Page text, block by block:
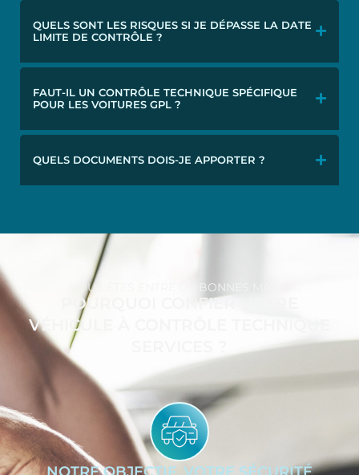
QUELS SONT LES RISQUES SI JE DÉPASSE LA DATE
LIMITE DE CONTRÔLE ?
FAUT-IL UN CONTRÔLE TECHNIQUE SPÉCIFIQUE
POUR LES VOITURES GPL ?
QUELS DOCUMENTS DOIS-JE APPORTER ?
VOUS ÊTES ENTRE DE BONNES MAINS
POURQUOI CONFIER VOTRE
VÉHICULE À CONTRÔLE TECHNIQUE